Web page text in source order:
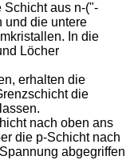
Schicht aus n-("-
und die untere
In die
Löcher
erhalten die
die
nach oben ans
die p-Schicht nach
abgegriffen